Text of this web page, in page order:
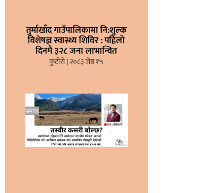
तुर्माखाँद गाउँपालिकामा नि:शुल्क
विशेषज्ञ स्वास्थ्य शिविर : पहिलो
दिनमै ३२८ जना लाभान्वित
कुटीरो २०८३ जेष्ठ १५